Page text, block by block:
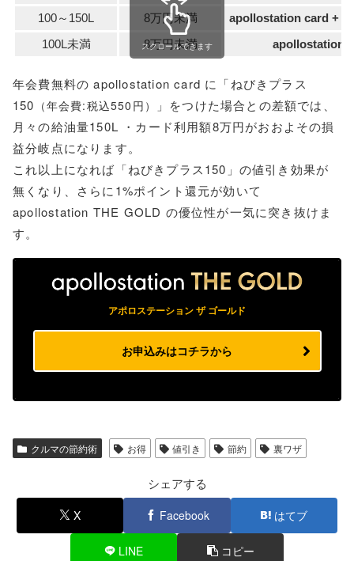
100～150L 8万円未満 apollostation card +
100L未満 8万円未満 apollostation
スクロールできます
年会費無料の apollostation card に「ねびきプラス
150 （年会費:税込550円）
」をつけた場合との差額では、
月々の給油量150L ・カード利用額8万円がおおよその損
益分岐点になります。
これ以上になれば「ねびきプラス150」の値引き効果が
無くなり、さらに1%ポイント還元が効いて
apollostation THE GOLD の優位性が一気に突き抜けま
す。
アポロステーション ザ ゴールド
お申込みはコチラから
クルマの節約術 お得 値引き 節約 裏ワザ
シェアする
X Facebook はてブ
LINE コピー